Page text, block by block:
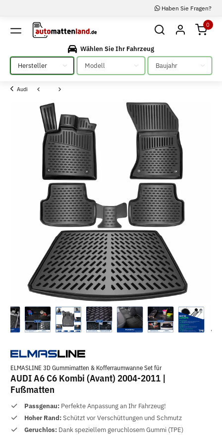
Haben Sie Fragen?
0
Wählen Sie Ihr Fahrzeug
Bitte auswählen
Bitte auswählen Bitte auswählen
Audi
ELMASLINE 3D Gummimatten & Kofferraumwanne Set für
AUDI A6 C6 Kombi (Avant) 2004-2011 |
Fußmatten
Passgenau: Perfekte Anpassung an Ihr Fahrzeug!
Hoher Rand:Schützt vor Verschüttungen und Schmutz
Geruchlos: Dank speziellem geruchlosem Gummi (TPE)